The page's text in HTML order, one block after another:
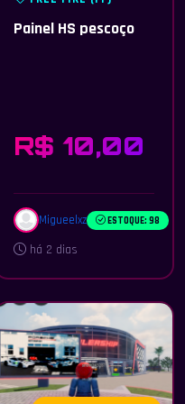
Painel HS pescoço
R$ 10,00
Migueelxz ESTOQUE: 98
há 2 dias